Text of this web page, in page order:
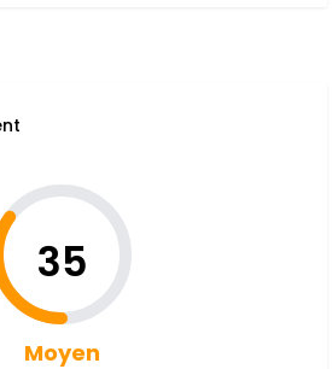
35
Moyen